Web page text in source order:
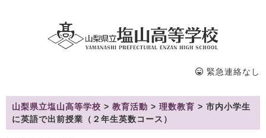
緊急連絡なし
山梨県立塩山高等学校 > 教育活動 > 理数教育 > 市内小学生
に英語で出前授業（２年生英数コース）